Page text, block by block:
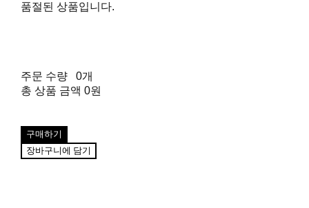
품절된 상품입니다.
주문 수량
0개
총 상품 금액 0원
구매하기
장바구니에 담기